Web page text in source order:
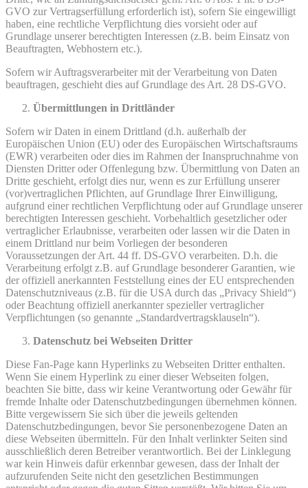
GVO zur Vertragserfüllung erforderlich ist), sofern Sie eingewilligt
haben, eine rechtliche Verpflichtung dies vorsieht oder auf
Grundlage unserer berechtigten Interessen (z.B. beim Einsatz von
Beauftragten, Webhostern etc.).
Sofern wir Auftragsverarbeiter mit der Verarbeitung von Daten
beauftragen, geschieht dies auf Grundlage des Art. 28 DS-GVO.
Übermittlungen in Drittländer
Sofern wir Daten in einem Drittland (d.h. außerhalb der
Europäischen Union (EU) oder des Europäischen Wirtschaftsraums
(EWR) verarbeiten oder dies im Rahmen der Inanspruchnahme von
Diensten Dritter oder Offenlegung bzw. Übermittlung von Daten an
Dritte geschieht, erfolgt dies nur, wenn es zur Erfüllung unserer
(vor)vertraglichen Pflichten, auf Grundlage Ihrer Einwilligung,
aufgrund einer rechtlichen Verpflichtung oder auf Grundlage unserer
berechtigten Interessen geschieht. Vorbehaltlich gesetzlicher oder
vertraglicher Erlaubnisse, verarbeiten oder lassen wir die Daten in
einem Drittland nur beim Vorliegen der besonderen
Voraussetzungen der Art. 44 ff. DS-GVO verarbeiten. D.h. die
Verarbeitung erfolgt z.B. auf Grundlage besonderer Garantien, wie
der offiziell anerkannten Feststellung eines der EU entsprechenden
Datenschutzniveaus (z.B. für die USA durch das „Privacy Shield“)
oder Beachtung offiziell anerkannter spezieller vertraglicher
Verpflichtungen (so genannte „Standardvertragsklauseln“).
Datenschutz bei Webseiten Dritter
Diese Fan-Page kann Hyperlinks zu Webseiten Dritter enthalten.
Wenn Sie einem Hyperlink zu einer dieser Webseiten folgen,
beachten Sie bitte, dass wir keine Verantwortung oder Gewähr für
fremde Inhalte oder Datenschutzbedingungen übernehmen können.
Bitte vergewissern Sie sich über die jeweils geltenden
Datenschutzbedingungen, bevor Sie personenbezogene Daten an
diese Webseiten übermitteln. Für den Inhalt verlinkter Seiten sind
ausschließlich deren Betreiber verantwortlich. Bei der Linklegung
war kein Hinweis dafür erkennbar gewesen, dass der Inhalt der
aufzurufenden Seite nicht den gesetzlichen Bestimmungen